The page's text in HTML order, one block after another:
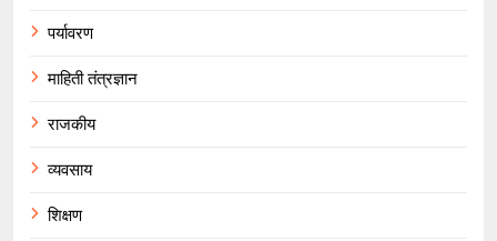
पर्यावरण
माहिती तंत्रज्ञान
राजकीय
व्यवसाय
शिक्षण